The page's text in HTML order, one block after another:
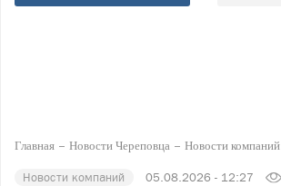
Главная Новости Череповца Новости компаний
Новости компаний 05.08.2026 - 12:27